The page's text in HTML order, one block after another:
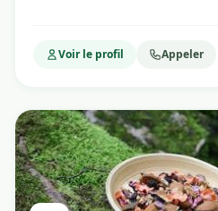
Voir le profil Appeler